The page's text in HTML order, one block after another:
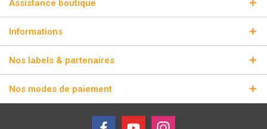
Assistance boutique
Informations
Nos labels & partenaires
Nos modes de paiement